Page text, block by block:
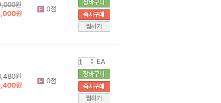
원
원
0점
원
원
0점
EA